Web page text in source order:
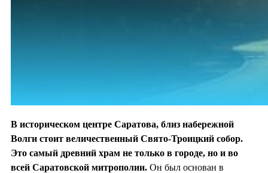
В историческом центре Саратова, близ набережной
Волги стоит величественный Свято-Троицкий собор.
Это самый древний храм не только в городе, но и во
всей Саратовской митрополии. Он был основан в